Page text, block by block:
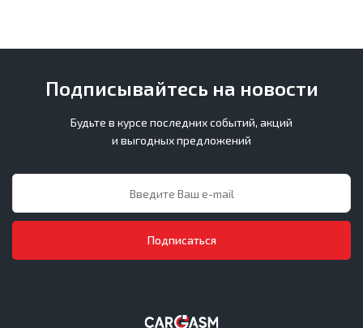
Подписывайтесь на новости
Будьте в курсе последних событий, акций
и выгодных предложений
Подписаться